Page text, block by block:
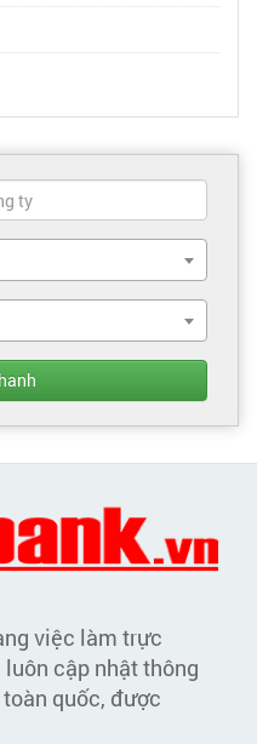
việc làm trực
cập nhật thông
quốc, được